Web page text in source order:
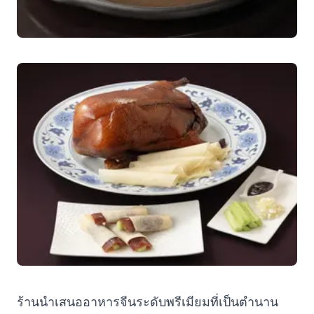
ร้านนำเสนออาหารจีนระดับพรีเมียมที่เป็นตำนาน